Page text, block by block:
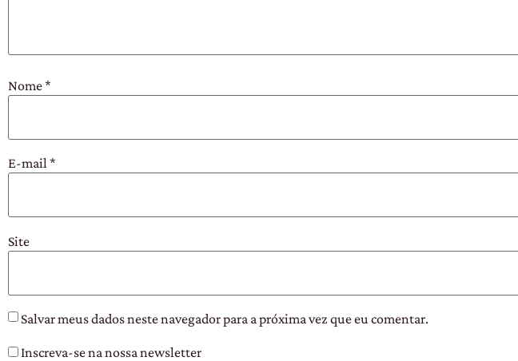
Nome*
E-mail*
Site
Salvar meus dados neste navegador para a próxima vez que eu comentar.
Inscreva-se na nossa newsletter